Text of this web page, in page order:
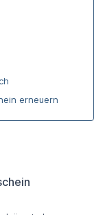
erneuern